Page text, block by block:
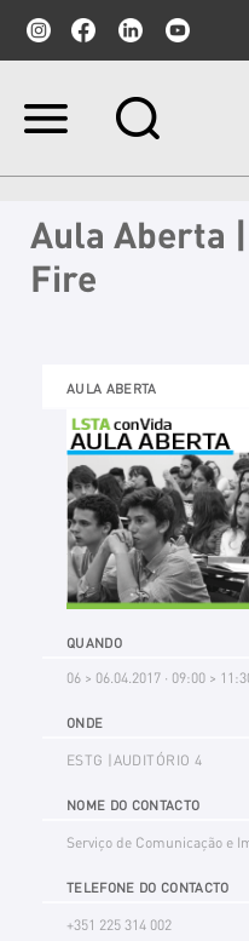
Ir
para
navegação
Aula Aberta
Fire
AULA ABERTA
QUANDO
06 > 06.04.2017 · 09:00 >
ONDE
ESTG |AUDITÓRIO 4
NOME DO CONTACTO
Serviço de Comunicação e
TELEFONE DO CONTACTO
+351 225 314 002